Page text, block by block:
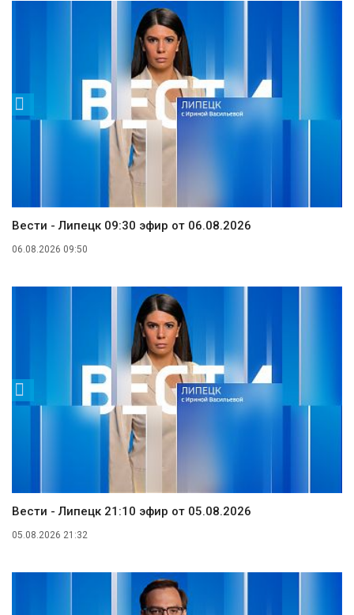
Вести - Липецк 09:30 эфир от 06.08.2026
06.08.2026 09:50
Вести - Липецк 21:10 эфир от 05.08.2026
05.08.2026 21:32